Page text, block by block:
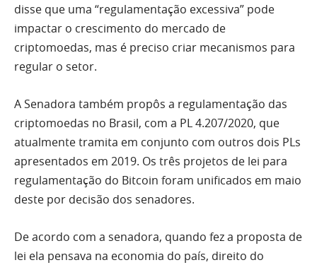
disse que uma “regulamentação excessiva” pode
impactar o crescimento do mercado de
criptomoedas, mas é preciso criar mecanismos para
regular o setor.
A Senadora também propôs a regulamentação das
criptomoedas no Brasil, com a PL 4.207/2020, que
atualmente tramita em conjunto com outros dois PLs
apresentados em 2019. Os três projetos de lei para
regulamentação do Bitcoin foram unificados em maio
deste por decisão dos senadores.
De acordo com a senadora, quando fez a proposta de
lei ela pensava na economia do país, direito do